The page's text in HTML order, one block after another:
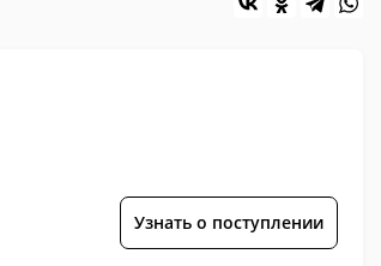
Узнать о поступлении